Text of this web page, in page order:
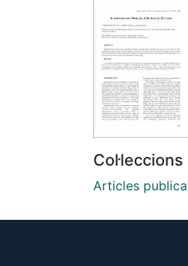
Col·leccions
Articles